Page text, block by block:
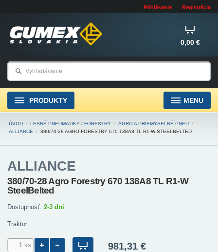
Prihlásenie Registrácia
0,00 €
PRODUKTY MENU
ÚVOD / LESNÉ PNEUMATIKY / FORESTRY / AGRO A PRIEMYSELNÉ PNEU /
ALLIANCE
/ 380/70-28 AGRO FORESTRY 670 138A8 TL R1-W STEELBELTED
ALLIANCE
380/70-28 Agro Forestry 670 138A8 TL R1-W
SteelBelted
Dostupnosť: 2-3 dni
Traktor
981,31 €